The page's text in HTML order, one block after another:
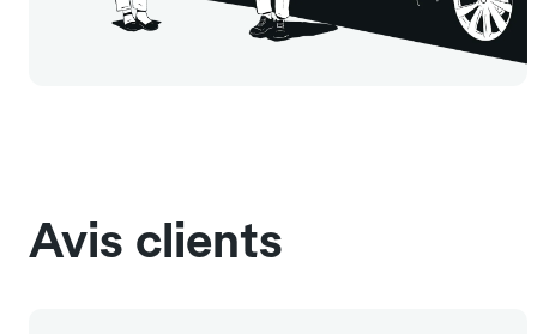
Avis clients